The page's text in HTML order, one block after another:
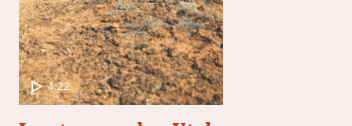
4:22